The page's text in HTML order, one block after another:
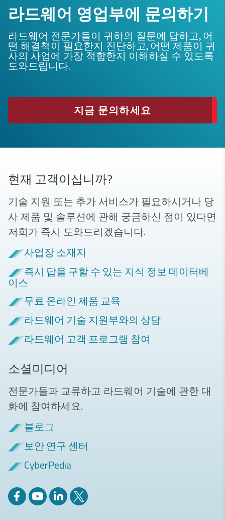
라드웨어 영업부에 문의하기
라드웨어 전문가들이 귀하의 질문에 답하고, 어
떤 해결책이 필요한지 진단하고, 어떤 제품이 귀
사의 사업에 가장 적합한지 이해하실 수 있도록
도와드립니다.
지금 문의하세요
현재 고객이십니까?
기술 지원 또는 추가 서비스가 필요하시거나 당
사 제품 및 솔루션에 관해 궁금하신 점이 있다면
저희가 즉시 도와드리겠습니다.
사업장 소재지
즉시 답을 구할 수 있는 지식 정보 데이터베
이스
무료 온라인 제품 교육
라드웨어 기술 지원부와의 상담
라드웨어 고객 프로그램 참여
소셜미디어
전문가들과 교류하고 라드웨어 기술에 관한 대
화에 참여하세요.
블로그
보안 연구 센터
CyberPedia